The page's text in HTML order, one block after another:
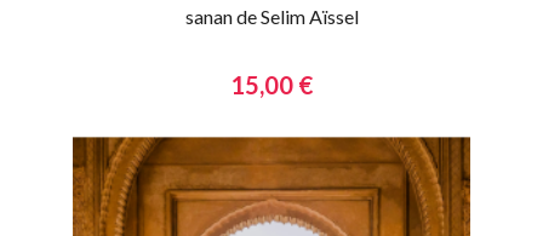
sanan de Selim Aïssel
15,00 €